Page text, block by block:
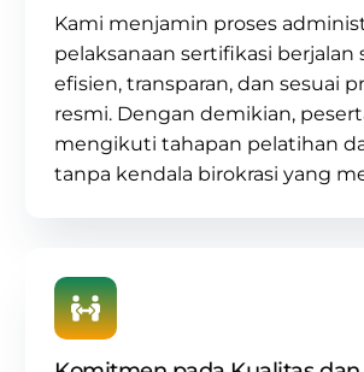
Kami menjamin proses
pelaksanaan sertifikasi berjalan
efisien, transparan, dan sesuai
resmi. Dengan demikian,
mengikuti tahapan pelatihan
tanpa kendala birokrasi yang